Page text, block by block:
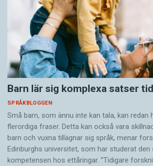
Barn lär sig komplexa satser
SPRÅKBLOGGEN
Små barn, som ännu inte kan tala, kan redan
flerordiga fraser. Detta kan också vara
barn och vuxna tillägnar sig språk, menar
Edinburghs universitet, som har studerat den
kompetensen hos ettåringar. ”Tidigare